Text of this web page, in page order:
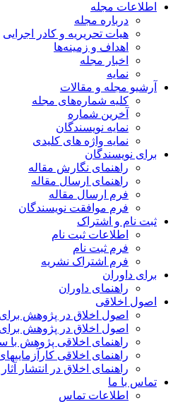
اطلاعات مجله
درباره مجله
هیات تحریریه و کادر اجرایی
اهداف و زمینه‌ها
اخبار مجله
نمایه
آرشیو مجله و مقالات
کلیه شماره‌های مجله
آخرین شماره
نمایه نویسندگان
نمایه واژه های کلیدی
برای نویسندگان
راهنمای نگارش مقاله
راهنمای ارسال مقاله
فرم ارسال مقاله
فرم موافقت نویسندگان
ثبت نام و اشتراک
اطلاعات ثبت نام
فرم ثبت نام
فرم اشتراک نشریه
برای داوران
راهنمای داوران
اصول اخلاقی
اصول اخلاق در پژوهش برای
اصول اخلاق در پژوهش برای
راهنمای اخلاقی پژوهش با
راهنمای اخلاقی کارآزماییهای
راهنمای اخلاق در انتشار
تماس با ما
اطلاعات تماس